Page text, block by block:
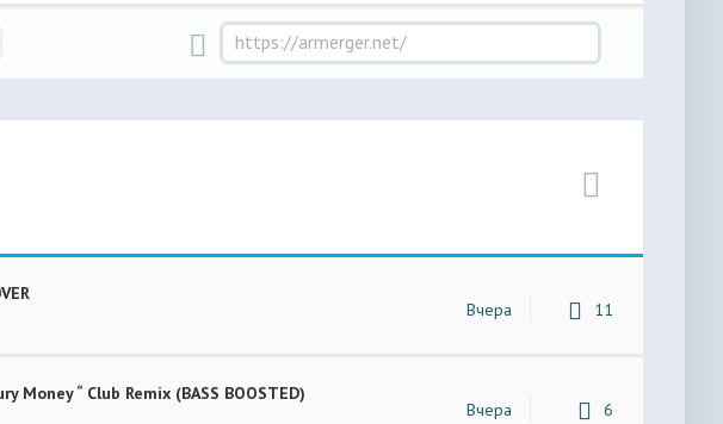
Вчера 11
“ Club Remix (BASS BOOSTED)
Вчера 6